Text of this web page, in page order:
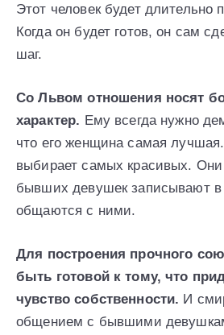
Этот человек будет длительно
Когда он будет готов, он сам
шаг.
Со Львом отношения носят
характер. Ему всегда нужно
что его женщина самая
выбирает самых красивых. Они
бывших девушек записывают в
общаются с ними.
Для построения прочного
быть готовой к тому, что
чувство собственности. И
общением с бывшими